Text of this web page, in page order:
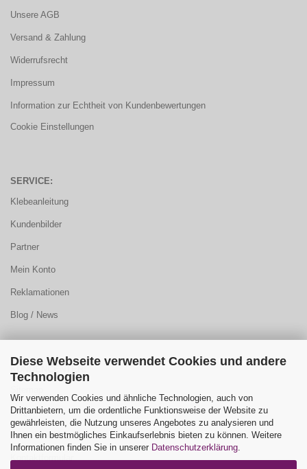
Diese Webseite verwendet Cookies und andere
Technologien
Wir verwenden Cookies und ähnliche Technologien, auch von
Drittanbietern, um die ordentliche Funktionsweise der Website zu
gewährleisten, die Nutzung unseres Angebotes zu analysieren und
Ihnen ein bestmögliches Einkaufserlebnis bieten zu können. Weitere
Informationen finden Sie in unserer Datenschutzerklärung.
Unsere AGB
Versand & Zahlung
Widerrufsrecht
Impressum
Information zur Echtheit von Kundenbewertungen
Cookie Einstellungen
SERVICE:
Klebeanleitung
Kundenbilder
Partner
Mein Konto
Reklamationen
Blog / News
FAQ
Farbauswahl
Kontaktformular